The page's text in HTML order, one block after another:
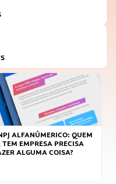
ALFANÚMERICO: QUEM
TEM EMPRESA PRECISA
ALGUMA COISA?